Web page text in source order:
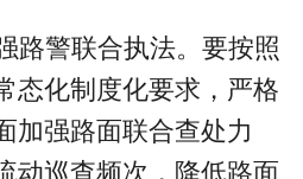
路警联合执法。要按照
态化制度化要求，严格
加强路面联合查处力
动巡查频次，降低路面